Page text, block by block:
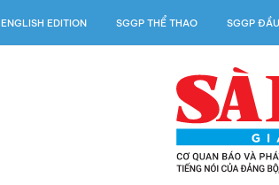
ENGLISH EDITION SGGP THỂ THAO SGGP